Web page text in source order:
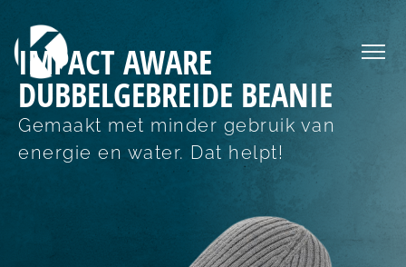
IMPACT AWARE
DUBBELGEBREIDE BEANIE
Gemaakt met minder gebruik van
energie en water. Dat helpt!